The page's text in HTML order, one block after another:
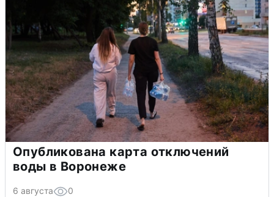
Опубликована карта отключений
воды в Воронеже
6 августа 0